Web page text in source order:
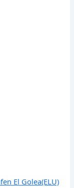
El Golea(ELU)